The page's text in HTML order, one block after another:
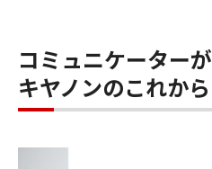
コミュニケーター
キヤノンのこれから